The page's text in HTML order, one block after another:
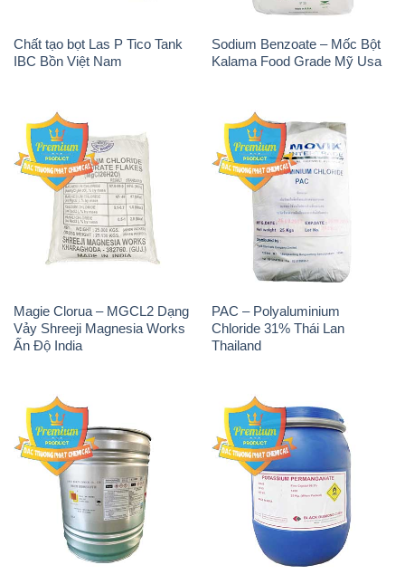
Chất tạo bọt Las P Tico Tank
IBC Bồn Việt Nam
Sodium Benzoate – Mốc Bột
Kalama Food Grade Mỹ Usa
Magie Clorua – MGCL2 Dạng
Vảy Shreeji Magnesia Works
Ấn Độ India
PAC – Polyaluminium
Chloride 31% Thái Lan
Thailand